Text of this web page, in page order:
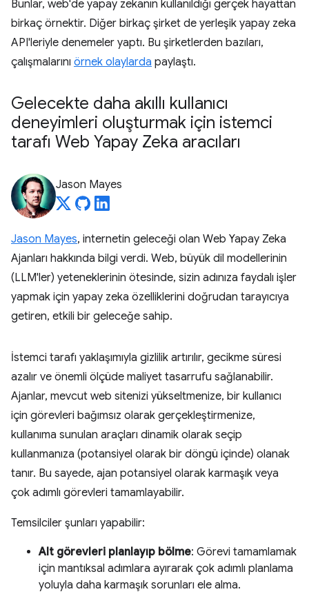
Bunlar, web'de yapay zekanın kullanıldığı gerçek hayattan
birkaç örnektir. Diğer birkaç şirket de yerleşik yapay zeka
API'leriyle denemeler yaptı. Bu şirketlerden bazıları,
çalışmalarını örnek olaylarda paylaştı.
Gelecekte daha akıllı kullanıcı
deneyimleri oluşturmak için istemci
tarafı Web Yapay Zeka aracıları
Jason Mayes
Jason Mayes, internetin geleceği olan Web Yapay Zeka
Ajanları hakkında bilgi verdi. Web, büyük dil modellerinin
(LLM'ler) yeteneklerinin ötesinde, sizin adınıza faydalı işler
yapmak için yapay zeka özelliklerini doğrudan tarayıcıya
getiren, etkili bir geleceğe sahip.
İstemci tarafı yaklaşımıyla gizlilik artırılır, gecikme süresi
azalır ve önemli ölçüde maliyet tasarrufu sağlanabilir.
Ajanlar, mevcut web sitenizi yükseltmenize, bir kullanıcı
için görevleri bağımsız olarak gerçekleştirmenize,
kullanıma sunulan araçları dinamik olarak seçip
kullanmanıza (potansiyel olarak bir döngü içinde) olanak
tanır. Bu sayede, ajan potansiyel olarak karmaşık veya
çok adımlı görevleri tamamlayabilir.
Temsilciler şunları yapabilir:
Alt görevleri planlayıp bölme: Görevi tamamlamak
için mantıksal adımlara ayırarak çok adımlı planlama
yoluyla daha karmaşık sorunları ele alma.